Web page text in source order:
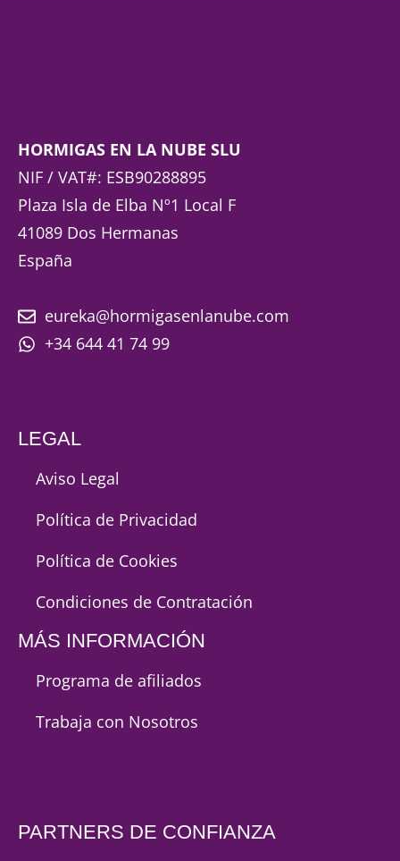
HORMIGAS EN LA NUBE SLU
NIF / VAT#: ESB90288895
Plaza Isla de Elba Nº1 Local F
41089 Dos Hermanas
España
eureka@hormigasenlanube.com
+34 644 41 74 99
LEGAL
Aviso Legal
Política de Privacidad
Política de Cookies
Condiciones de Contratación
MÁS INFORMACIÓN
Programa de afiliados
Trabaja con Nosotros
PARTNERS DE CONFIANZA